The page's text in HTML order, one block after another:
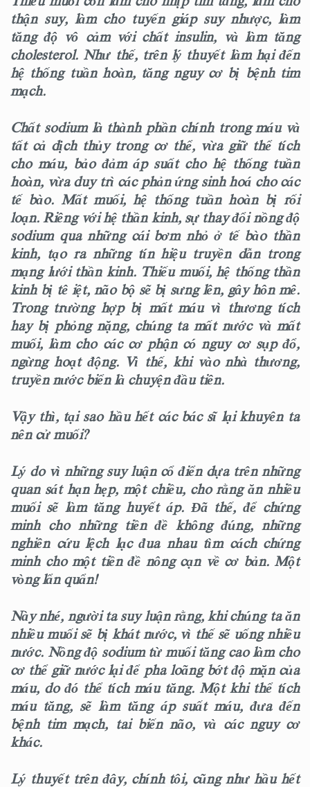
thận suy, làm cho tuyến giáp suy nhược, làm
tăng độ vô cảm với chất insulin, và làm tăng
cholesterol. Như thế, trên lý thuyết làm hại đến
hệ thống tuần hoàn, tăng nguy cơ bị bệnh tim
mạch.
Chất sodium là thành phần chính trong máu và
tất cả dịch thủy trong cơ thể, vừa giữ thể tích
cho máu, bảo đảm áp suất cho hệ thống tuần
hoàn, vừa duy trì các phản ứng sinh hoá cho các
tế bào. Mất muối, hệ thống tuần hoàn bị rối
loạn. Riêng với hệ thần kinh, sự thay đổi nồng độ
sodium qua những cái bơm nhỏ ở tế bào thần
kinh, tạo ra những tín hiệu truyền dẫn trong
mạng lưới thần kinh. Thiếu muối, hệ thống thần
kinh bị tê iệt, não bộ sẽ bị sưng lên, gây hôn mê.
Trong trường hợp bị mất máu vì thương tích
hay bị phỏng nặng, chúng ta mất nước và mất
muối, làm cho các cơ phận có nguy cơ sụp đổ,
ngừng hoạt động. Vì thế, khi vào nhà thương,
truyền nước biển là chuyện đầu tiên.
Vậy thì, tại sao hầu hết các bác sĩ lại khuyên ta
nên cử muối?
Lý do vì những suy luận cổ điển dựa trên những
quan sát hạn hẹp, một chiều, cho rằng ăn nhiều
muối sẽ làm tăng huyết áp. Đã thế, để chứng
minh cho những tiền đề không đúng, những
nghiên cứu lệch lạc đua nhau tìm cách chứng
minh cho một tiền đề nông cạn về cơ bản. Một
vòng lẩn quẩn!
Này nhé, người ta suy luận rằng, khi chúng ta ăn
nhiều muối sẽ bị khát nước, vì thế sẽ uống nhiều
nước. Nồng độ sodium từ muối tăng cao làm cho
cơ thể giữ nước lại để pha loãng bớt độ mặn của
máu, do đó thể tích máu tăng. Một khi thể tích
máu tăng, sẽ làm tăng áp suất máu, đưa đến
bệnh tim mạch, tai biến não, và các nguy cơ
khác.
Lý thuyết trên đây, chính tôi, cũng như hầu hết